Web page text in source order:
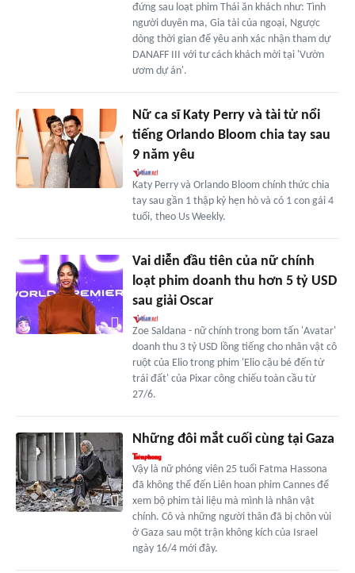
đứng sau loạt phim Thái ăn khách như: Tình
người duyên ma, Gia tài của ngoại, Ngược
dòng thời gian để yêu anh xác nhận tham dự
DANAFF III với tư cách khách mời tại 'Vườn
ươm dự án'.
Nữ ca sĩ Katy Perry và tài tử nổi
tiếng Orlando Bloom chia tay sau
9 năm yêu
Katy Perry và Orlando Bloom chính thức chia
tay sau gần 1 thập kỷ hẹn hò và có 1 con gái 4
tuổi, theo Us Weekly.
Vai diễn đầu tiên của nữ chính
loạt phim doanh thu hơn 5 tỷ USD
sau giải Oscar
Zoe Saldana - nữ chính trong bom tấn 'Avatar'
doanh thu 3 tỷ USD lồng tiếng cho nhân vật cô
ruột của Elio trong phim 'Elio cậu bé đến từ
trái đất' của Pixar công chiếu toàn cầu từ
27/6.
Những đôi mắt cuối cùng tại Gaza
Vậy là nữ phóng viên 25 tuổi Fatma Hassona
đã không thể đến Liên hoan phim Cannes để
xem bộ phim tài liệu mà mình là nhân vật
chính. Cô và những người thân đã bị chôn vùi
ở Gaza sau một trận không kích của Israel
ngày 16/4 mới đây.